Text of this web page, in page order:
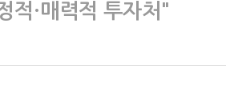
적·매력적 투자처"